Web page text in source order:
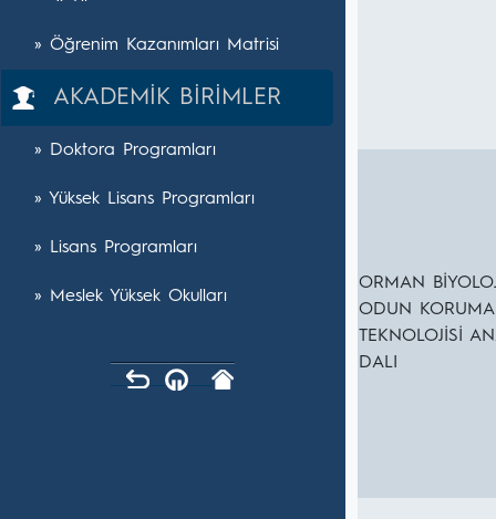
» Öğrenim Kazanımları Matrisi
AKADEMİK BİRİMLER
» Doktora Programları
» Yüksek Lisans Programları
» Lisans Programları
» Meslek Yüksek Okulları
ORMAN
ODUN KORUMA
TEKNOLOJİSİ
DALI